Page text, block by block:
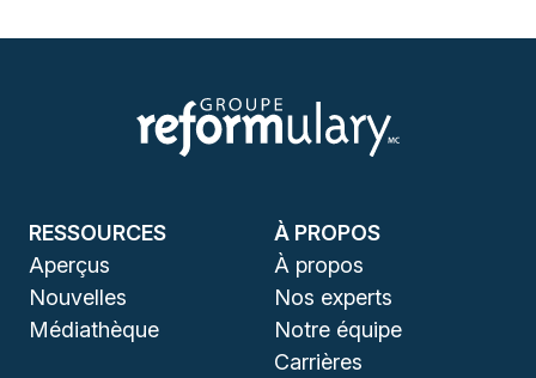
RESSOURCES
Aperçus
Nouvelles
Médiathèque
À PROPOS
À propos
Nos experts
Notre équipe
Carrières